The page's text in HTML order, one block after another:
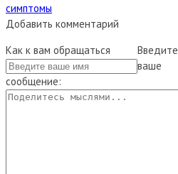
симптомы
Добавить комментарий
Как к вам обращаться
Введите
ваше
сообщение: